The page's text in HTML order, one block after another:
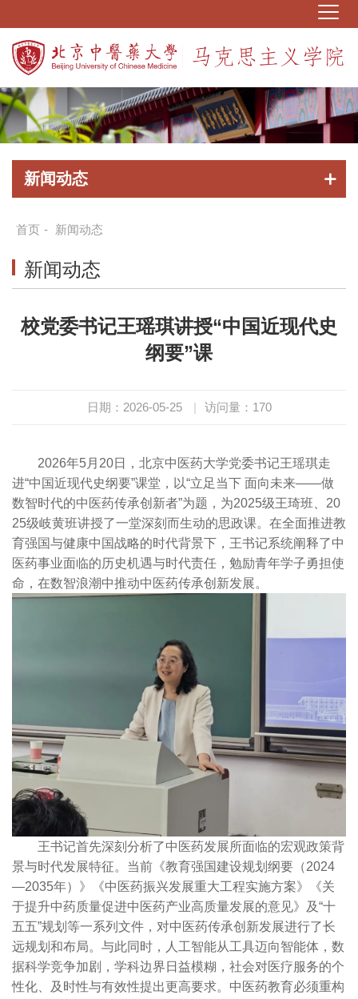
新闻动态
首页 - 新闻动态
新闻动态
校党委书记王瑶琪讲授“中国近现代史
纲要”课
日期：2026-05-25 | 访问量： 170
2026年5月20日，北京中医药大学党委书记王瑶琪走
进“中国近现代史纲要”课堂，以“立足当下 面向未来——做
数智时代的中医药传承创新者”为题，为2025级王琦班、20
25级岐黄班讲授了一堂深刻而生动的思政课。在全面推进教
育强国与健康中国战略的时代背景下，王书记系统阐释了中
医药事业面临的历史机遇与时代责任，勉励青年学子勇担使
命，在数智浪潮中推动中医药传承创新发展。
王书记首先深刻分析了中医药发展所面临的宏观政策背
景与时代发展特征。当前《教育强国建设规划纲要（2024
—2035年）》《中医药振兴发展重大工程实施方案》《关
于提升中药质量促进中医药产业高质量发展的意见》及“十
五五”规划等一系列文件，对中医药传承创新发展进行了长
远规划和布局。与此同时，人工智能从工具迈向智能体，数
据科学竞争加剧，学科边界日益模糊，社会对医疗服务的个
性化、及时性与有效性提出更高要求。中医药教育必须重构